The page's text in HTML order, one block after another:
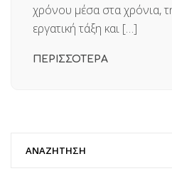
χρόνου μέσα στα χρόνια,
εργατική τάξη και […]
ΠΕΡΙΣΣΟΤΕΡΑ